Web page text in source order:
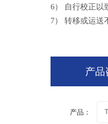
6） 自行校正以
7） 转移或运送
产品
产品：